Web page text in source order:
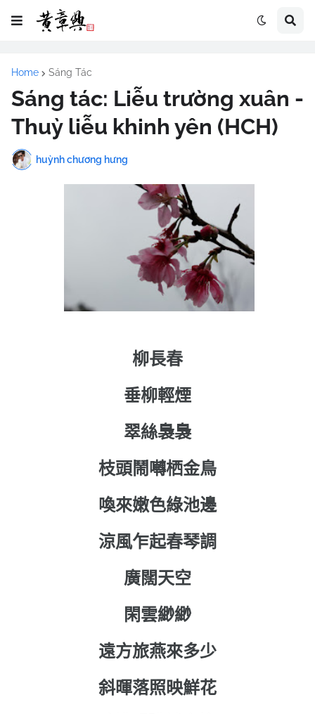
Home Sáng Tác
Sáng tác: Liễu trường xuân -
Thuỳ liễu khinh yên (HCH)
huỳnh chương hưng
柳長春
垂柳輕煙
翠絲裊裊
枝頭鬧囀栖金鳥
喚來嫩色綠池邊
涼風乍起春琴調
廣闊天空
閑雲緲緲
遠方旅燕來多少
斜暉落照映鮮花